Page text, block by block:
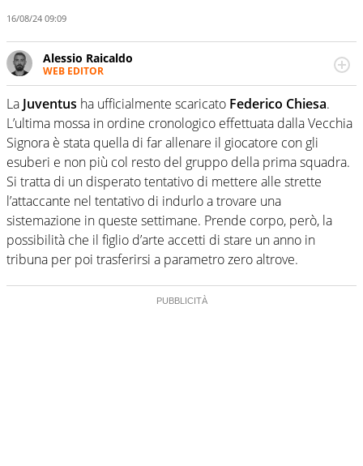
16/08/24 09:09
Alessio Raicaldo
WEB EDITOR
Un figlio che si chiama Diego e la tesi di laurea sugli stadi
di proprietà in Italia. Il calcio quale filo conduttore
irrinunciabile tra passione e professione. Per Virgilio
Sport indaga, approfondisce e scandaglia l'universo
mondo dello sport per antonomasia
La Juventus ha ufficialmente scaricato Federico Chiesa.
L’ultima mossa in ordine cronologico effettuata dalla Vecchia
Signora è stata quella di far allenare il giocatore con gli
esuberi e non più col resto del gruppo della prima squadra.
Si tratta di un disperato tentativo di mettere alle strette
l’attaccante nel tentativo di indurlo a trovare una
sistemazione in queste settimane. Prende corpo, però, la
possibilità che il figlio d’arte accetti di stare un anno in
tribuna per poi trasferirsi a parametro zero altrove.